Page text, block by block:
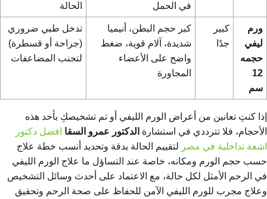
في الحمل
الحالة
ورم
ليفي
حجمه
12
سم
كبير
جدًا
كبر حجم البطن، أنيميا
شديدة، آلام قوية، ضغط
واضح على الأعضاء
المجاورة
تدخل طبي ضروري
(جراحة أو قسطرة)
لتجنب المضاعفات
إذا كنتِ تعانين من أعراض الورم الليفي أو تم تشخيصكِ بأحد هذه
الأحجام، فلا تترددي في استشارة الدكتور عمرو السقا افضل دكتور
اشعة تداخلية في مصر لتقييم الحالة بدقة وتحديد أنسب خطة علاج
حسب حجم الورم ومكانه، خاصة عند التساؤل ما علاج الورم الليفي
في الرحم
الأمثل لكل حالة، مع الاعتماد على أحدث وسائل التشخيص
وعلاج مجرب للورم الليفي الآمن للحفاظ على صحة الرحم وتحقيق